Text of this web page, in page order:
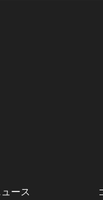
ース